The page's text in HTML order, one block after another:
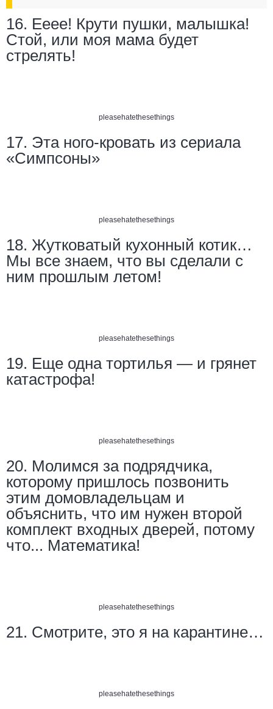
16. Ееее! Крути пушки, малышка!
Стой, или моя мама будет
стрелять!
pleasehatethesethings
17. Эта ного-кровать из сериала
«Симпсоны»
pleasehatethesethings
18. Жутковатый кухонный котик…
Мы все знаем, что вы сделали с
ним прошлым летом!
pleasehatethesethings
19. Еще одна тортилья — и грянет
катастрофа!
pleasehatethesethings
20. Молимся за подрядчика,
которому пришлось позвонить
этим домовладельцам и
объяснить, что им нужен второй
комплект входных дверей, потому
что... Математика!
pleasehatethesethings
21. Смотрите, это я на карантине…
pleasehatethesethings